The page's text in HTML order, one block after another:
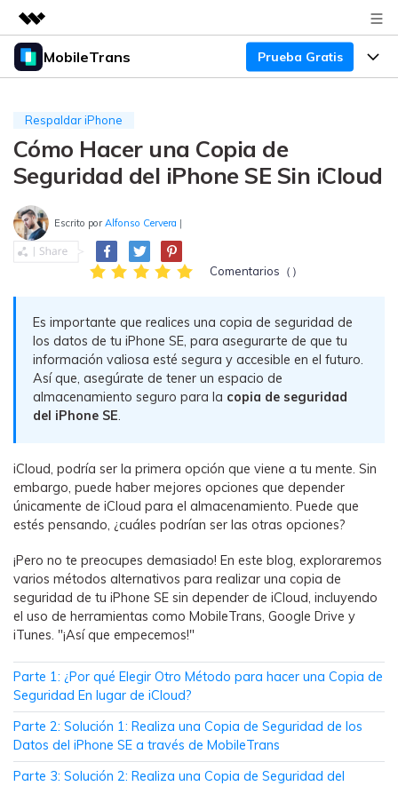
Productos destacados
Utilidades
Resumen
Soluciones
Quiénes somos
Sala de prensa
Tienda
MobileTrans Prueba Gratis
Para Escritorio
Pasa datos de WhatsApp de
Android a iPhone o viceversa. Hace
y restaura copias de seguridad de
WhatsApp y más apps sociales.
Respaldo y Restauración
Realiza y restaura copias de
seguridad de más de 18 tipos de
datos, incluyendo los datos de
Transferencia de Datos de un
Celular a Otro
Transfiere contactos, fotos, música,
videos, SMS y otros tipos de
PC.
Apps
Mutsapper (Alias: Wutsapper)
Transfiere datos de WhatsApp y
WhatsApp Business sin restablecer los
valores de fábrica.
Precios
Precios para Mac
Descuentos Educativos
Soporte
Guía de Usuario
Más Soporte
Sobre Nosotros
Blog
Tendencias
Concursos y eventos
ENCUENTRA MÁS SOLUCIONES
Descargar
Respaldar iPhone
Cómo Hacer una Copia de
Seguridad del iPhone SE Sin iCloud
Escrito porAlfonso Cervera |
Comentarios（）
Es importante que realices una copia de seguridad de
los datos de tu iPhone SE, para asegurarte de que tu
información valiosa esté segura y accesible en el futuro.
Así que, asegúrate de tener un espacio de
almacenamiento seguro para la copia de seguridad
del iPhone SE.
iCloud, podría ser la primera opción que viene a tu mente. Sin
embargo, puede haber mejores opciones que depender
únicamente de iCloud para el almacenamiento. Puede que
estés pensando, ¿cuáles podrían ser las otras opciones?
¡Pero no te preocupes demasiado! En este blog, exploraremos
varios métodos alternativos para realizar una copia de
seguridad de tu iPhone SE sin depender de iCloud, incluyendo
el uso de herramientas como MobileTrans, Google Drive y
iTunes. "¡Así que empecemos!"
󠀰Parte 1: ¿Por qué Elegir Otro Método para hacer una Copia de
Seguridad En lugar de iCloud?󠀲󠀡󠀠󠀥󠀩󠀧󠀡󠀥󠀥󠀳
󠀰Parte 2: Solución 1: Realiza una Copia de Seguridad de los
Datos del iPhone SE a través de MobileTrans󠀲󠀡󠀠󠀥󠀩󠀧󠀡󠀥󠀦󠀳
󠀰Parte 3: Solución 2: Realiza una Copia de Seguridad del